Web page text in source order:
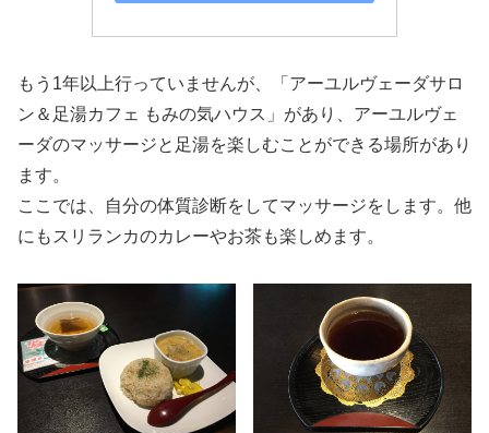
もう1年以上行っていませんが、「アーユルヴェーダサロ
ン＆足湯カフェ もみの気ハウス」があり、アーユルヴェ
ーダのマッサージと足湯を楽しむことができる場所があり
ます。
ここでは、自分の体質診断をしてマッサージをします。他
にもスリランカのカレーやお茶も楽しめます。